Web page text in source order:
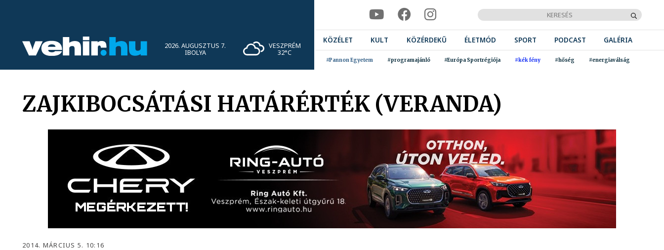
2026. AUGUSZTUS 7.
IBOLYA
VESZPRÉM
32°C
KÖZÉLET KULT KÖZÉRDEKŰ ÉLETMÓD SPORT PODCAST GALÉRIA
#Pannon Egyetem #programajánló #Európa Sportrégiója #kék fény #hőség #energiaválság
ZAJKIBOCSÁTÁSI HATÁRÉRTÉK (VERANDA)
2014. MÁRCIUS 5. 10:16